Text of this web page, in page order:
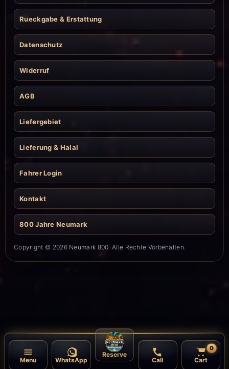
Menu WhatsApp
Reserve
Call Cart
0
Rueckgabe & Erstattung
Datenschutz
Widerruf
AGB
Liefergebiet
Lieferung & Halal
Fahrer Login
Kontakt
800 Jahre Neumark
Copyright © 2026 Neumark 800. Alle Rechte Vorbehalten.